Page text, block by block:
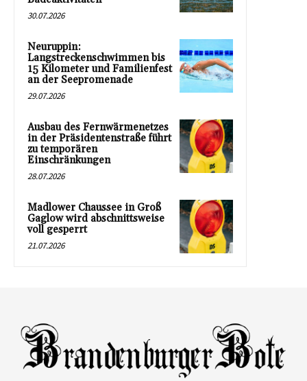
30.07.2026
Neuruppin:
Langstreckenschwimmen bis
15 Kilometer und Familienfest
an der Seepromenade
29.07.2026
Ausbau des Fernwärmenetzes
in der Präsidentenstraße führt
zu temporären
Einschränkungen
28.07.2026
Madlower Chaussee in Groß
Gaglow wird abschnittsweise
voll gesperrt
21.07.2026